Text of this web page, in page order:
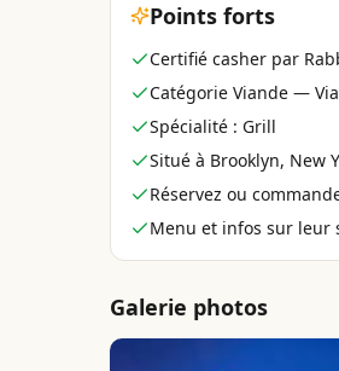
Points forts
Certifié casher par
Catégorie Viande —
Spécialité : Grill
Situé à Brooklyn, New
Réservez ou
Menu et infos sur leur
Galerie photos